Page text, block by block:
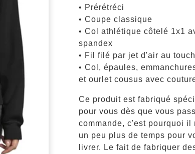
• Prérétréci
• Coupe classique
• Col athlétique côtelé 1x1
spandex
• Fil filé par jet d'air au
• Col, épaules,
et ourlet cousus avec
Ce produit est fabriqué
pour vous dès que vous
commande, c'est pourquoi il
un peu plus de temps pour
livrer. Le fait de fabriquer